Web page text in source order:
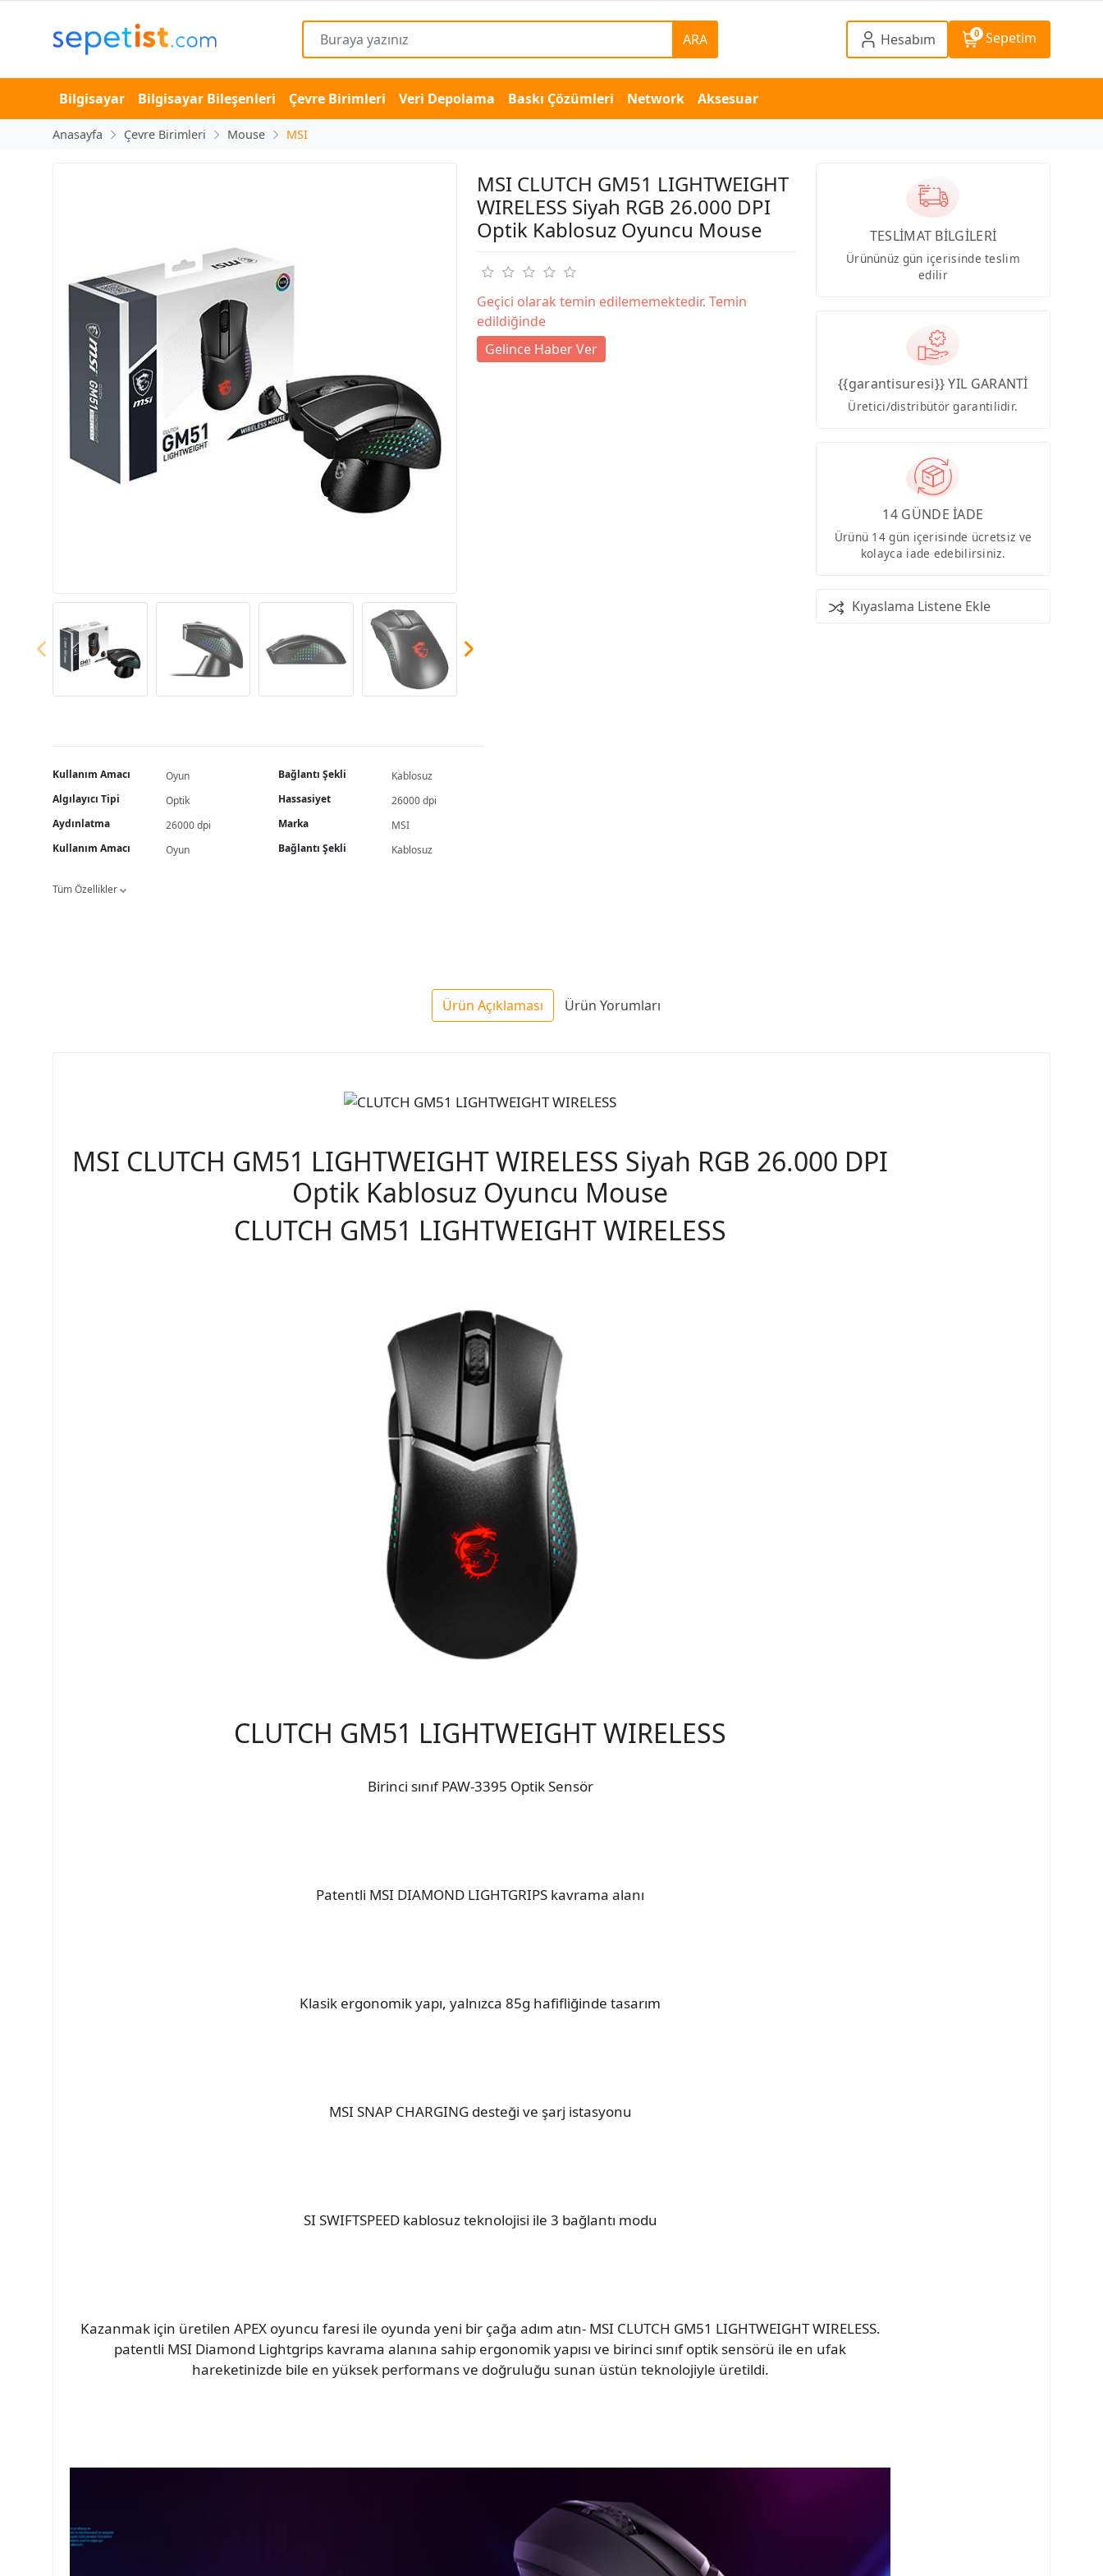
ARA Hesabım 0 Sepetim
Bilgisayar Bilgisayar Bileşenleri Çevre Birimleri Veri Depolama Baskı Çözümleri Network Aksesuar
Anasayfa Çevre Birimleri Mouse MSI
MSI CLUTCH GM51 LIGHTWEIGHT
WIRELESS Siyah RGB 26.000 DPI
Optik Kablosuz Oyuncu Mouse
Geçici olarak temin edilememektedir. Temin
edildiğinde
Gelince Haber Ver
TESLİMAT BİLGİLERİ
Ürününüz gün içerisinde teslim
edilir
{{garantisuresi}} YIL GARANTİ
Üretici/distribütör garantilidir.
14 GÜNDE İADE
Ürünü 14 gün içerisinde ücretsiz ve
kolayca iade edebilirsiniz.
Kıyaslama Listene Ekle
Kullanım Amacı Oyun Bağlantı Şekli
Kablosuz
Algılayıcı Tipi
Optik Hassasiyet
26000 dpi
Aydınlatma
26000 dpi Marka
MSI
Kullanım Amacı
Oyun Bağlantı Şekli Kablosuz
Tüm Özellikler
Ürün Açıklaması Ürün Yorumları
MSI CLUTCH GM51 LIGHTWEIGHT WIRELESS Siyah RGB 26.000 DPI
Optik Kablosuz Oyuncu Mouse
CLUTCH GM51 LIGHTWEIGHT WIRELESS
CLUTCH GM51 LIGHTWEIGHT WIRELESS
Birinci sınıf PAW-3395 Optik Sensör
Patentli MSI DIAMOND LIGHTGRIPS kavrama alanı
Klasik ergonomik yapı, yalnızca 85g hafifliğinde tasarım
MSI SNAP CHARGING desteği ve şarj istasyonu
SI SWIFTSPEED kablosuz teknolojisi ile 3 bağlantı modu
Kazanmak için üretilen APEX oyuncu faresi ile oyunda yeni bir çağa adım atın- MSI CLUTCH GM51 LIGHTWEIGHT WIRELESS.
patentli MSI Diamond Lightgrips kavrama alanına sahip ergonomik yapısı ve birinci sınıf optik sensörü ile en ufak
hareketinizde bile en yüksek performans ve doğruluğu sunan üstün teknolojiyle üretildi.